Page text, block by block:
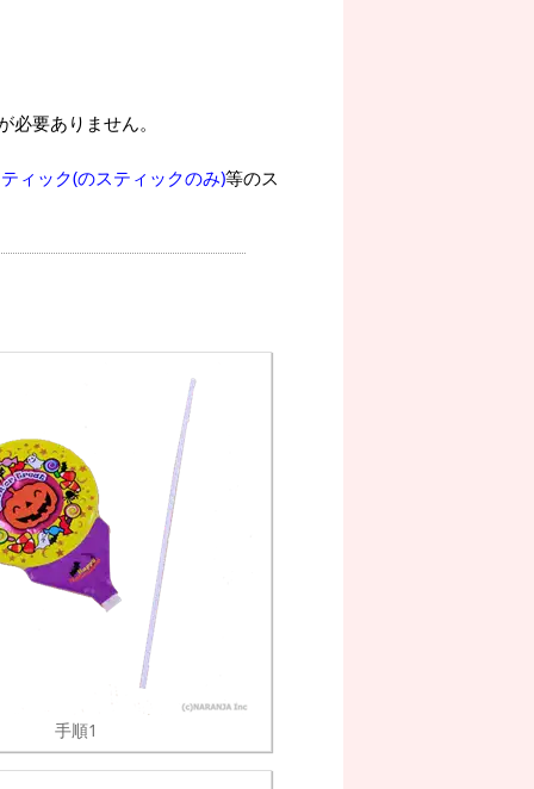
要ありません。
ィック(のスティックのみ)等のス
手順1